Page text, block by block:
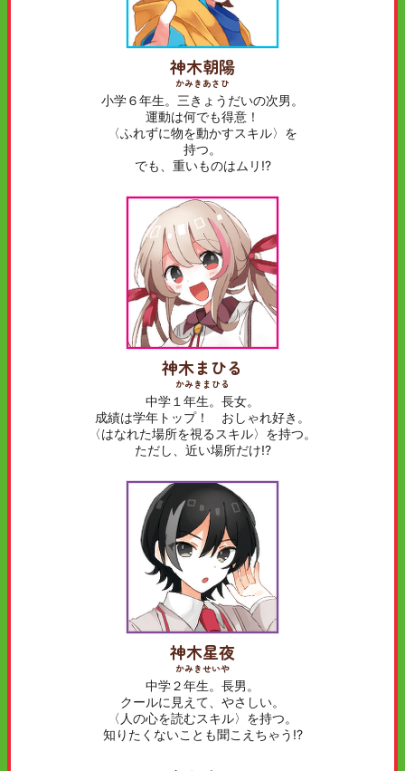
神木朝陽
かみきあさひ
小学６年生。三きょうだいの次男。
運動は何でも得意！
〈ふれずに物を動かすスキル〉を
持つ。
でも、重いものはムリ!?
神木まひる
かみきまひる
中学１年生。長女。
成績は学年トップ！ おしゃれ好き。
〈はなれた場所を視るスキル〉を持つ。
ただし、近い場所だけ!?
神木星夜
かみきせいや
中学２年生。長男。
クールに見えて、やさしい。
〈人の心を読むスキル〉を持つ。
知りたくないことも聞こえちゃう!?